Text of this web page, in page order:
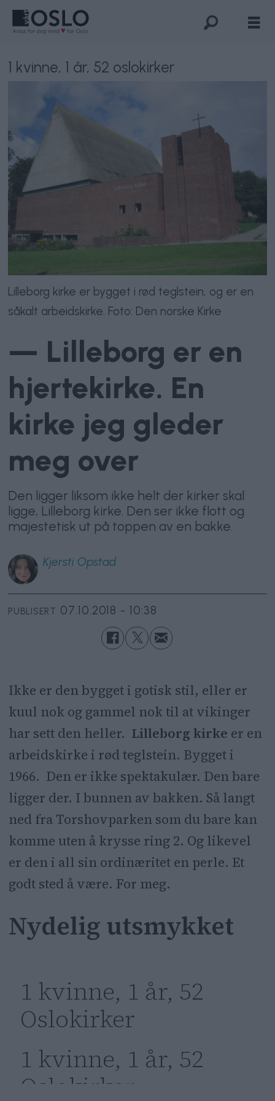
1 kvinne, 1 år, 52 oslokirker
Lilleborg kirke er bygget i rød teglstein, og er en
såkalt arbeidskirke. Foto: Den norske Kirke
— Lilleborg er en
hjertekirke. En
kirke jeg gleder
meg over
Den ligger liksom ikke helt der kirker skal
ligge, Lilleborg kirke. Den ser ikke flott og
majestetisk ut på toppen av en bakke.
Kjersti Opstad
PUBLISERT 07.10.2018 - 10:38
Ikke er den bygget i gotisk stil, eller er
kuul nok og gammel nok til at vikinger
har sett den heller. Lilleborg kirke er en
arbeidskirke i rød teglstein. Bygget i
1966. Den er ikke spektakulær. Den bare
ligger der. I bunnen av bakken. Så langt
ned fra Torshovparken som du bare kan
komme uten å krysse ring 2. Og likevel
er den i all sin ordinæritet en perle. Et
godt sted å være. For meg.
Nydelig utsmykket
1 kvinne, 1 år, 52
Oslokirker
1 kvinne, 1 år, 52
Oslokirker